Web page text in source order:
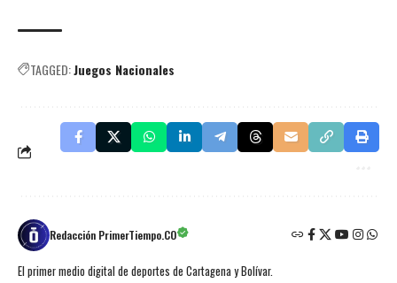
TAGGED:Juegos Nacionales
Redacción PrimerTiempo.CO
El primer medio digital de deportes de Cartagena y Bolívar.